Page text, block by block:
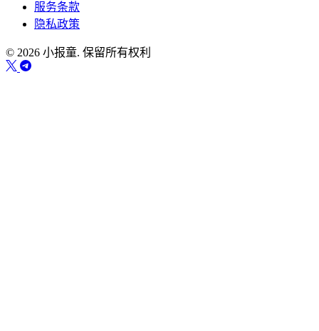
服务条款
隐私政策
© 2026 小报童. 保留所有权利